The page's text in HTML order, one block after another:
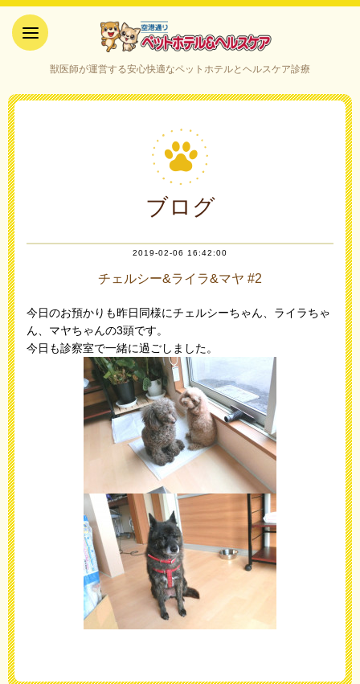
ケア｜山口県宇部市
獣医師が運営する安心快適なペットホテルとヘルスケア診療
ブログ
2019-02-06 16:42:00
チェルシー&ライラ&マヤ #2
今日のお預かりも昨日同様にチェルシーちゃん、ライラちゃ
ん、マヤちゃんの3頭です。
今日も診察室で一緒に過ごしました。